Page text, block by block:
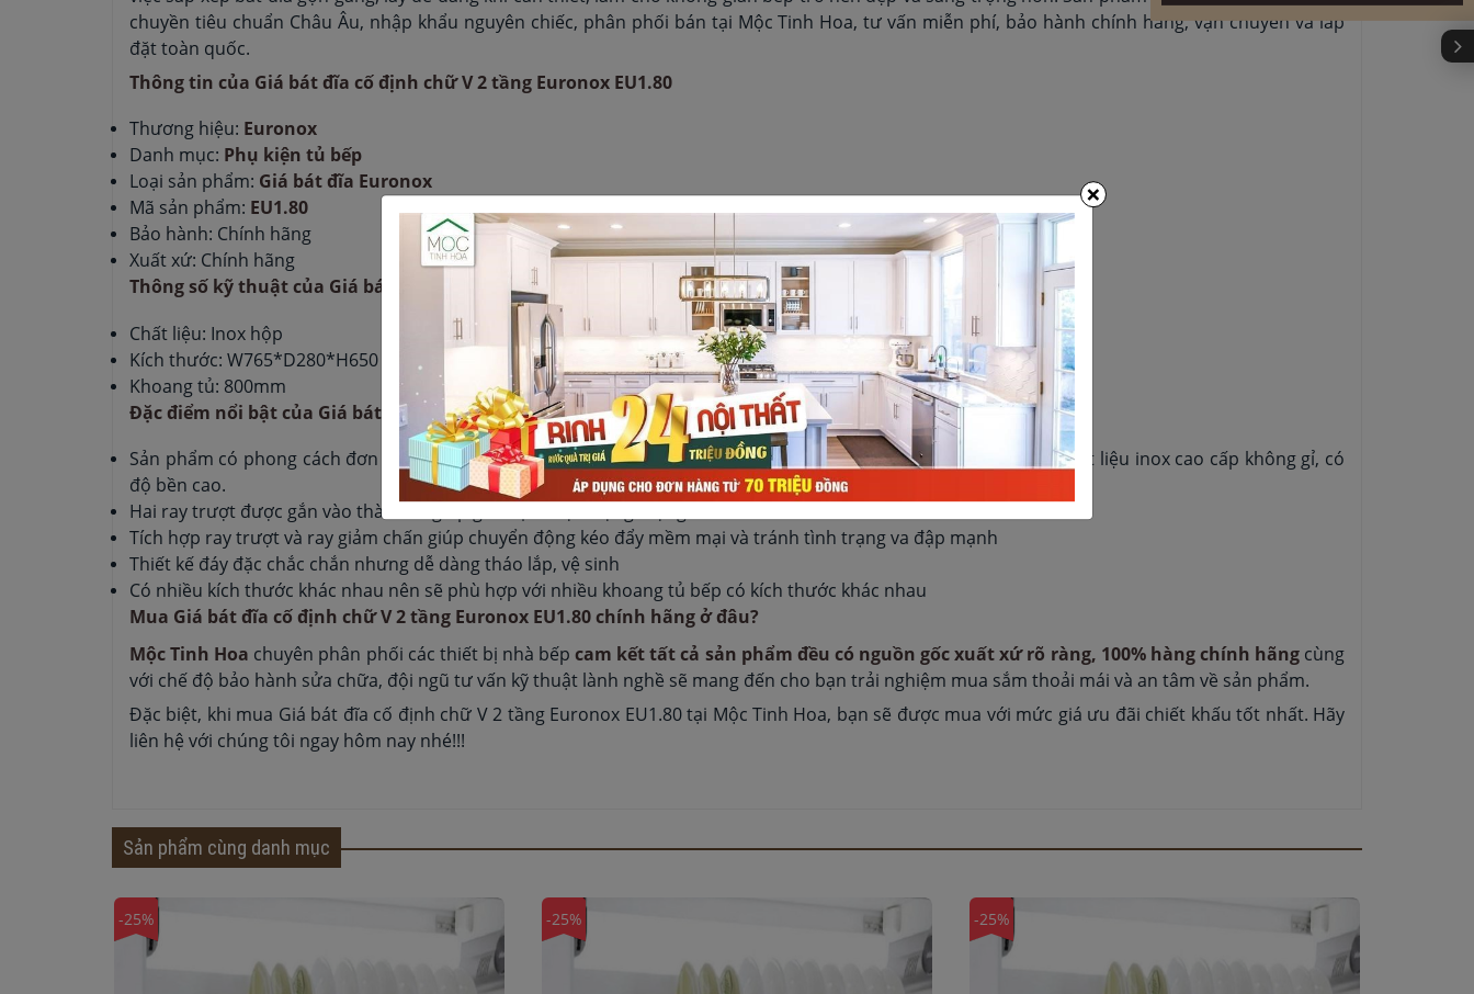
chuyền tiêu chuẩn Châu Âu, nhập khẩu nguyên chiếc, phân phối bán tại Mộc Tinh Hoa, tư vấn miễn phí, bảo hành chính hãng, vận chuyển và lắp
đặt toàn quốc.
Thông tin của Giá bát đĩa cố định chữ V 2 tầng Euronox EU1.80
Thương hiệu: Euronox
Danh mục: Phụ kiện tủ bếp
Loại sản phẩm: Giá bát đĩa Euronox
Mã sản phẩm: EU1.80
Bảo hành: Chính hãng
Xuất xứ: Chính hãng
Thông số kỹ thuật của Giá bát đĩa cố định chữ V 2 tầng Euronox EU1.80
Chất liệu: Inox hộp
Kích thước: W765*D280*H650
Khoang tủ: 800mm
Đặc điểm nổi bật của Giá bát đĩa cố định chữ V 2 tầng Euronox EU1.80
Sản phẩm có phong cách đơn giản nhưng hiện đại phù hợp với nhiều thiết kế nhà bếp khác nhau, được làm từ chất liệu inox cao cấp không gỉ, có
độ bền cao.
Hai ray trượt được gắn vào thành tủ giúp giá chịu được trọng lượng lớn.
Tích hợp ray trượt và ray giảm chấn giúp chuyển động kéo đẩy mềm mại và tránh tình trạng va đập mạnh
Thiết kế đáy đặc chắc chắn nhưng dễ dàng tháo lắp, vệ sinh
Có nhiều kích thước khác nhau nên sẽ phù hợp với nhiều khoang tủ bếp có kích thước khác nhau
Mua Giá bát đĩa cố định chữ V 2 tầng Euronox EU1.80 chính hãng ở đâu?
Mộc Tinh Hoa chuyên phân phối các thiết bị nhà bếpcam kết tất cả sản phẩm đều có nguồn gốc xuất xứ rõ ràng, 100% hàng chính hãngcùng
với chế độ bảo hành sửa chữa, đội ngũ tư vấn kỹ thuật lành nghề sẽ mang đến cho bạn trải nghiệm mua sắm thoải mái và an tâm về sản phẩm.
Đặc biệt, khi mua Giá bát đĩa cố định chữ V 2 tầng Euronox EU1.80 tại Mộc Tinh Hoa, bạn sẽ được mua với mức giá ưu đãi chiết khấu tốt nhất. Hãy
liên hệ với chúng tôi ngay hôm nay nhé!!!
Sản phẩm cùng danh mục
-25% -25% -25%
×